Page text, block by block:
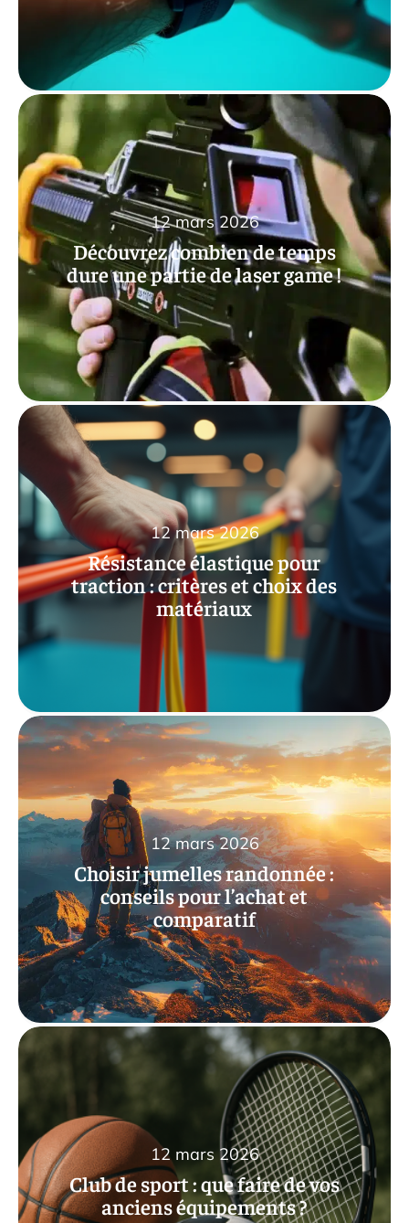
Découvrez combien de temps
dure une partie de laser game !
12 mars 2026
Résistance élastique pour
traction : critères et choix des
matériaux
12 mars 2026
Choisir jumelles randonnée :
conseils pour l’achat et
comparatif
12 mars 2026
Club de sport : que faire de vos
anciens équipements ?
12 mars 2026